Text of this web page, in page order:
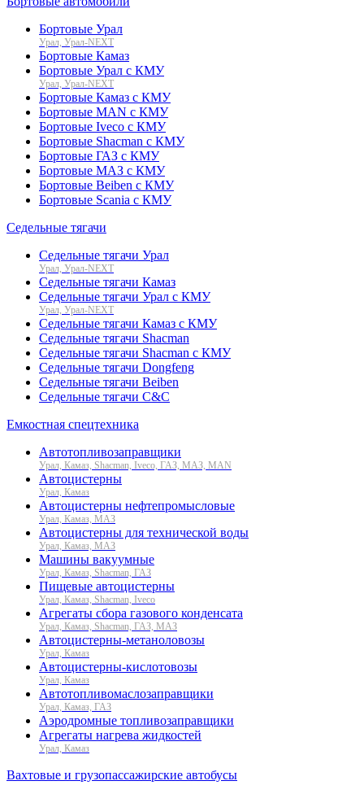
Бортовые Урал
Урал, Урал-NEXT
Бортовые Камаз
Бортовые Урал с КМУ
Урал, Урал-NEXT
Бортовые Камаз с КМУ
Бортовые MAN с КМУ
Бортовые Iveco с КМУ
Бортовые Shacman с КМУ
Бортовые ГАЗ с КМУ
Бортовые МАЗ с КМУ
Бортовые Beiben с КМУ
Бортовые Scania с КМУ
Седельные тягачи
Седельные тягачи Урал
Урал, Урал-NEXT
Седельные тягачи Камаз
Седельные тягачи Урал с КМУ
Урал, Урал-NEXT
Седельные тягачи Камаз с КМУ
Седельные тягачи Shacman
Седельные тягачи Shacman с КМУ
Седельные тягачи Dongfeng
Седельные тягачи Beiben
Седельные тягачи C&C
Емкостная спецтехника
Автотопливозаправщики
Урал, Камаз, Shacman, Iveco, ГАЗ, МАЗ, MAN
Автоцистерны
Урал, Камаз
Автоцистерны нефтепромысловые
Урал, Камаз, МАЗ
Автоцистерны для технической воды
Урал, Камаз, МАЗ
Машины вакуумные
Урал, Камаз, Shacman, ГАЗ
Пищевые автоцистерны
Урал, Камаз, Shacman, Iveco
Агрегаты сбора газового конденсата
Урал, Камаз, Shacman, ГАЗ, МАЗ
Автоцистерны-метаноловозы
Урал, Камаз
Автоцистерны-кислотовозы
Урал, Камаз
Автотопливомаслозаправщики
Урал, Камаз, ГАЗ
Аэродромные топливозаправщики
Агрегаты нагрева жидкостей
Урал, Камаз
Вахтовые и грузопассажирские автобусы